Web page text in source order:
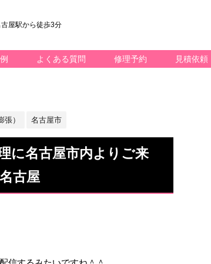
屋駅から徒歩3分
よくある質問 修理予約 見積依頼
） 名古屋市
に名古屋市内よりご来
古屋